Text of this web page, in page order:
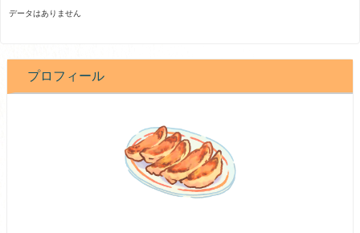
データはありません
プロフィール